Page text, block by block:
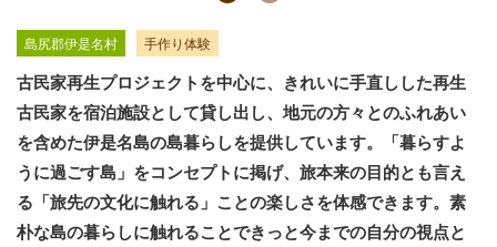
島尻郡伊是名村 手作り体験
古民家再生プロジェクトを中心に、きれいに手直しした再生
古民家を宿泊施設として貸し出し、地元の方々とのふれあい
を含めた伊是名島の島暮らしを提供しています。「暮らすよ
うに過ごす島」をコンセプトに掲げ、旅本来の目的とも言え
る「旅先の文化に触れる」ことの楽しさを体感できます。素
朴な島の暮らしに触れることできっと今までの自分の視点と